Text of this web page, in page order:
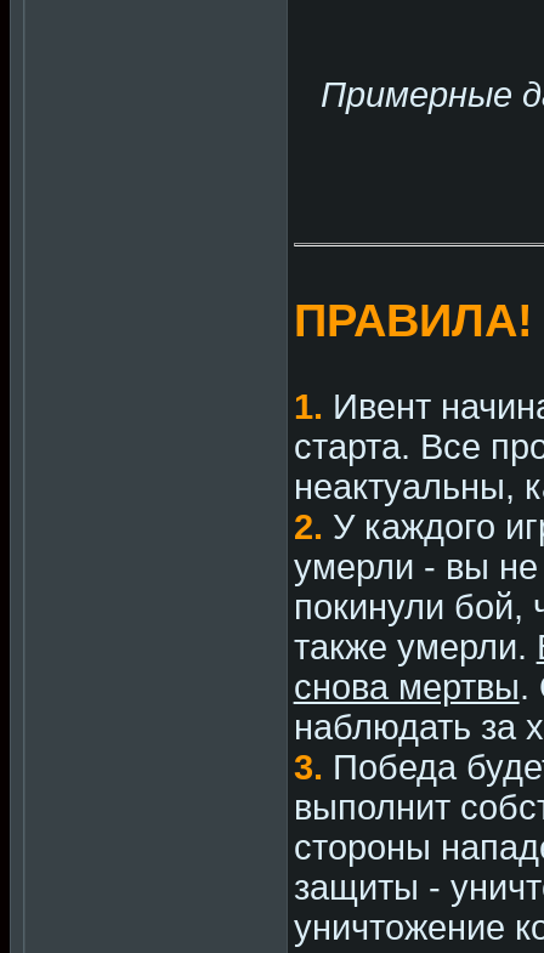
Примерные
ПРАВИЛА!
1. Ивент
старта. Все
неактуальны,
2. У каждого
умерли - вы
покинули бой,
также умерли.
снова мертвы.
наблюдать за
3. Победа
выполнит
стороны
защиты -
уничтожение